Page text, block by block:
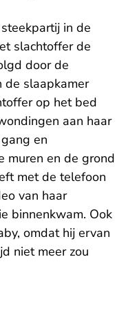
in de
slachtoffer de
door de
de slaapkamer
op het bed
aan haar
en
muren en de grond
met de telefoon
van haar
binnenkwam. Ook
omdat hij ervan
niet meer zou